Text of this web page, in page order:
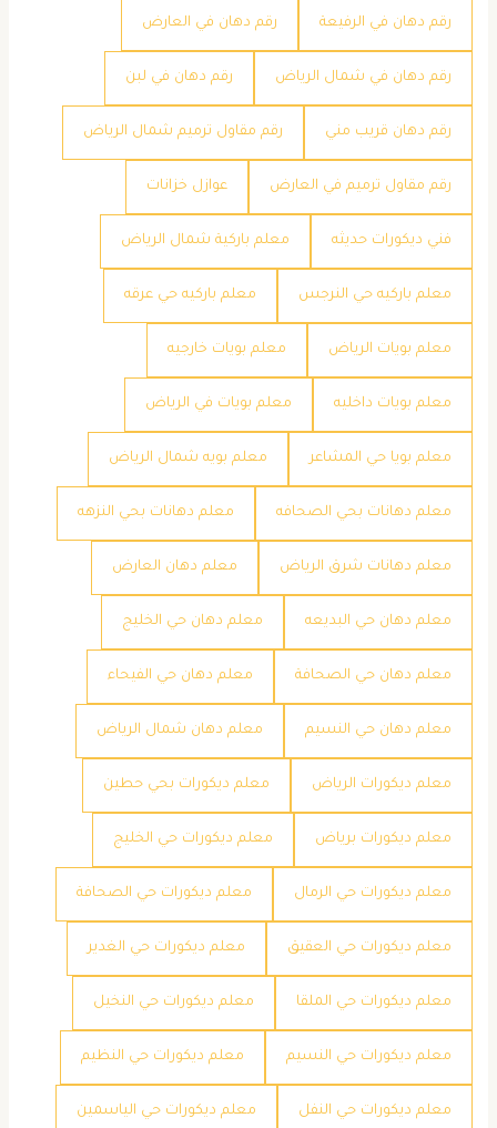
رقم دهان في الرفيعة رقم دهان في العارض
رقم دهان في شمال الرياض رقم دهان في لبن
رقم دهان قريب مني رقم مقاول ترميم شمال الرياض
رقم مقاول ترميم في العارض عوازل خزانات
فني ديكورات حديثه معلم باركية شمال الرياض
معلم باركيه حي النرجس معلم باركيه حي عرقه
معلم بويات الرياض معلم بويات خارجيه
معلم بويات داخليه معلم بويات في الرياض
معلم بويا حي المشاعر معلم بويه شمال الرياض
معلم دهانات بحي الصحافه معلم دهانات بحي النزهه
معلم دهانات شرق الرياض معلم دهان العارض
معلم دهان حي البديعه معلم دهان حي الخليج
معلم دهان حي الصحافة معلم دهان حي الفيحاء
معلم دهان حي النسيم معلم دهان شمال الرياض
معلم ديكورات الرياض معلم ديكورات بحي حطين
معلم ديكورات برياض معلم ديكورات حي الخليج
معلم ديكورات حي الرمال معلم ديكورات حي الصحافة
معلم ديكورات حي العقيق معلم ديكورات حي الغدير
معلم ديكورات حي الملقا معلم ديكورات حي النخيل
معلم ديكورات حي النسيم معلم ديكورات حي النظيم
معلم ديكورات حي النفل معلم ديكورات حي الياسمين